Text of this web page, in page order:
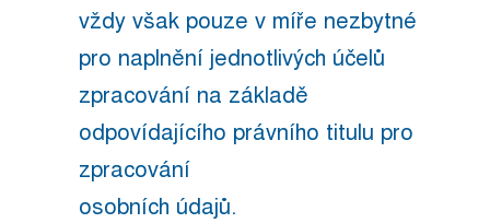
vždy však pouze v míře nezbytné
pro naplnění jednotlivých účelů
zpracování na základě
odpovídajícího právního titulu pro
zpracování
osobních údajů.